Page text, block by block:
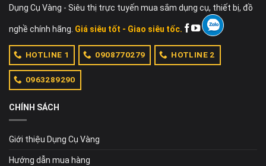
Dụng Cụ Vàng - Siêu thị trực tuyến mua sắm dụng cụ, thiết bị, đồ
nghề chính hãng. Giá siêu tốt - Giao siêu tốc.
HOTLINE 1 0908770279 HOTLINE 2
0963289290
CHÍNH SÁCH
Giới thiệu Dụng Cụ Vàng
Hướng dẫn mua hàng